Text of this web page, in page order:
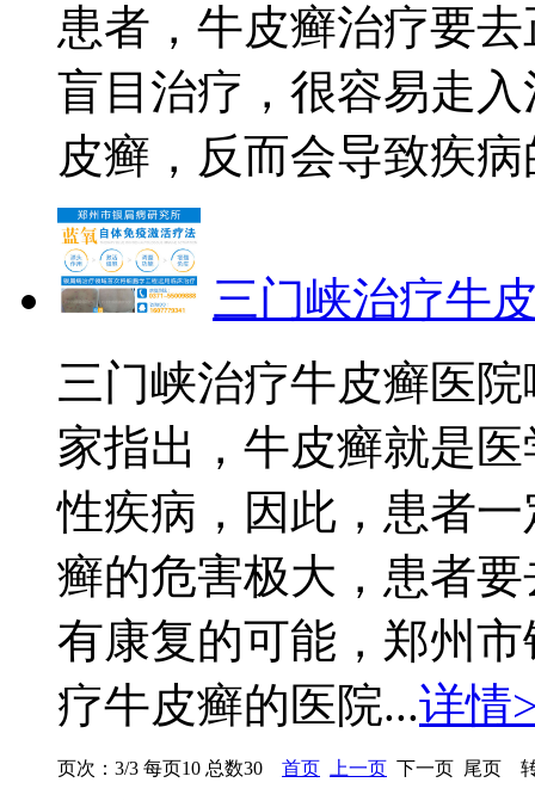
患者，牛皮癣治疗要
盲目治疗，很容易走
皮癣，反而会导致疾
三门峡治疗牛
三门峡治疗牛皮癣医
家指出，牛皮癣就是
性疾病，因此，患者
癣的危害极大，患者
有康复的可能，郑州
疗牛皮癣的医院...详情
页次：3/3 每页10 总数30 首页 上一页 下一页 尾页